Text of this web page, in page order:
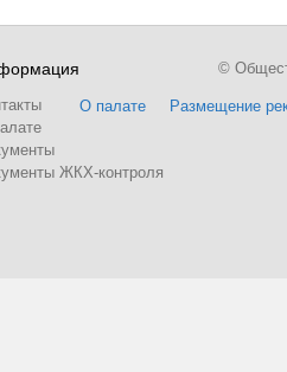
ЖКХ-контроля
О палате Размещение
©